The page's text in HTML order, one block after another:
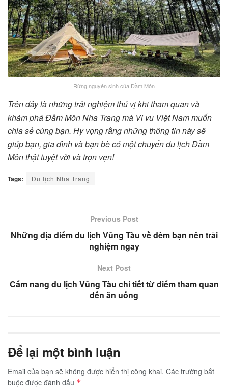
Rừng nguyên sinh của Đầm Môn
Trên đây là những trải nghiệm thú vị khi tham quan và
khám phá Đầm Môn Nha Trang mà Vi vu Việt Nam muốn
chia sẻ cùng bạn. Hy vọng rằng những thông tin này sẽ
giúp bạn, gia đình và bạn bè có một chuyến du lịch Đầm
Môn thật tuyệt vời và trọn vẹn!
Tags: Du lịch Nha Trang
Previous Post
Những địa điểm du lịch Vũng Tàu về đêm bạn nên trải
nghiệm ngay
Next Post
Cẩm nang du lịch Vũng Tàu chi tiết từ điểm tham quan
đến ăn uống
Để lại một bình luận
Email của bạn sẽ không được hiển thị công khai. Các trường bắt
buộc được đánh dấu *